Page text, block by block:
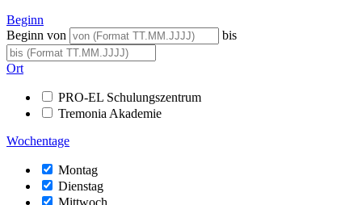
Beginn
Beginn von
bis
Ort
PRO-EL Schulungszentrum
Tremonia Akademie
Wochentage
Montag
Dienstag
Mittwoch